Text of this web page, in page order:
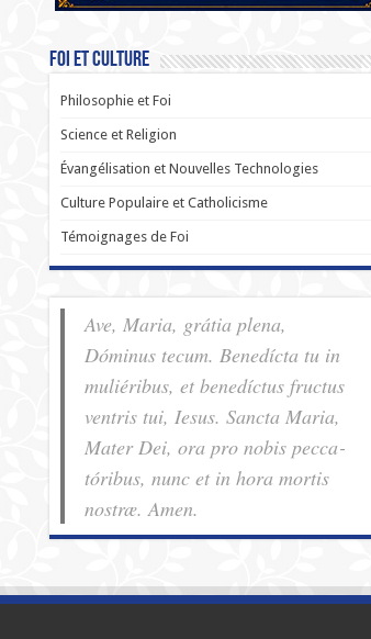
Foi et Culture
Philosophie et Foi
Science et Religion
Évangélisation et Nouvelles Technologies
Culture Populaire et Catholicisme
Témoignages de Foi
Ave, Maria, grátia plena,
Dóminus tecum. Benedícta tu in
muliéribus, et benedíctus fructus
ventris tui, Iesus. Sancta Maria,
Mater Dei, ora pro nobis pec­ca­
tóribus, nunc et in hora mortis
nostræ. Amen.